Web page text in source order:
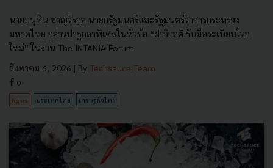
นายอนุทิน ชาญวีรกูล นายกรัฐมนตรีและรัฐมนตรีว่าการกระทรวง
มหาดไทย กล่าวปาฐกถาพิเศษในหัวข้อ “ฝ่าวิกฤติ รับมือระเบียบโลก
ใหม่” ในงาน The INTANIA Forum
สิงหาคม 6, 2026 | By Techsauce Team
0
News ประเทศไทย เศรษฐกิจไทย